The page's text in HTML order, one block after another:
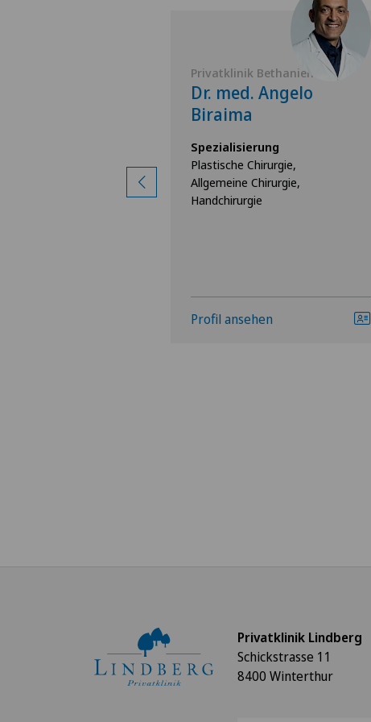
Privatklinik Bethanien
Dr. med. Angelo
Biraima
Spezialisierung
Plastische Chirurgie,
Allgemeine Chirurgie,
Handchirurgie
Profil ansehen
Privatklinik Lindberg
Schickstrasse 11
8400 Winterthur